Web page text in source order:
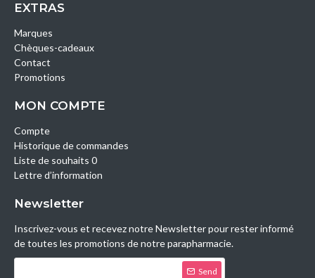
EXTRAS
Marques
Chèques-cadeaux
Contact
Promotions
MON COMPTE
Compte
Historique de commandes
Liste de souhaits 0
Lettre d’information
Newsletter
Inscrivez-vous et recevez notre Newsletter pour rester informé
de toutes les promotions de notre parapharmacie.
Send